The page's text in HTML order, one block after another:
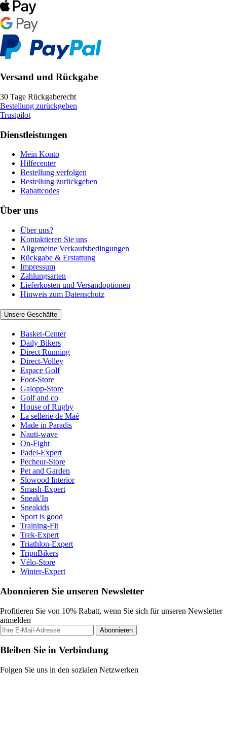
Versand und Rückgabe
30 Tage Rückgaberecht
Bestellung zurückgeben
Trustpilot
Dienstleistungen
Mein Konto
Hilfecenter
Bestellung verfolgen
Bestellung zurückgeben
Rabattcodes
Über uns
Über uns?
Kontaktieren Sie uns
Allgemeine Verkaufsbedingungen
Rückgabe & Erstattung
Impressum
Zahlungsarten
Lieferkosten und Versandoptionen
Hinweis zum Datenschutz
Unsere Geschäfte
Basket-Center
Daily Bikers
Direct Running
Direct-Volley
Espace Golf
Foot-Store
Galopp-Store
Golf and co
House of Rugby
La sellerie de Maé
Made in Paradis
Nauti-wave
On-Fight
Padel-Expert
Pecheur-Store
Pet and Garden
Slowood Interior
Smash-Expert
Sneak'In
Sneakids
Sport is good
Training-Fit
Trek-Expert
Triathlon-Expert
TripnBikers
Vélo-Store
Winter-Expert
Abonnieren Sie unseren Newsletter
Profitieren Sie von 10% Rabatt, wenn Sie sich für unseren Newsletter
anmelden
Abonnieren
Bleiben Sie in Verbindung
Folgen Sie uns in den sozialen Netzwerken